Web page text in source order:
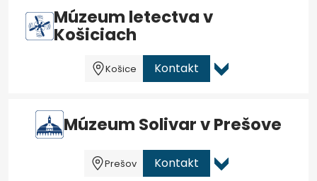
Múzeum letectva v
Košiciach
Košice Kontakt
Múzeum Solivar v Prešove
Prešov Kontakt